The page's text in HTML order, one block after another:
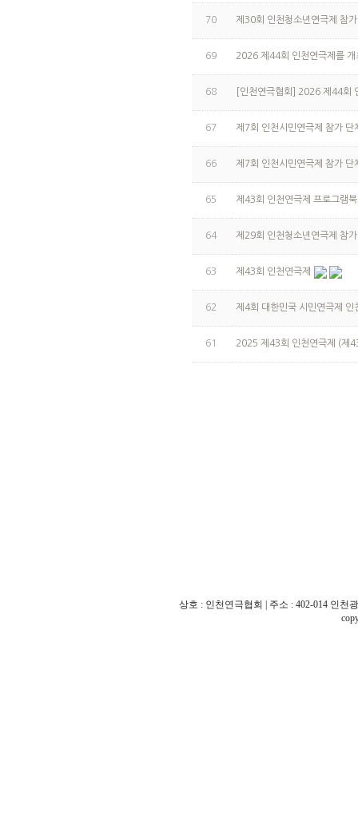
70 제30회 인천청소년연극제 참
69 2026 제44회 인천연극제를 개
68 [인천연극협회] 2026 제44회
67 제7회 인천시민연극제 참가
66 제7회 인천시민연극제 참가 단
65 제43회 인천연극제 프로그램북
64 제29회 인천청소년연극제 참
63 제43회 인천연극제
62 제4회 대한민국 시민연극제 인
61 2025 제43회 인천연극제 (제
상호 : 인천연극협회 | 주소 : 402-014 인천